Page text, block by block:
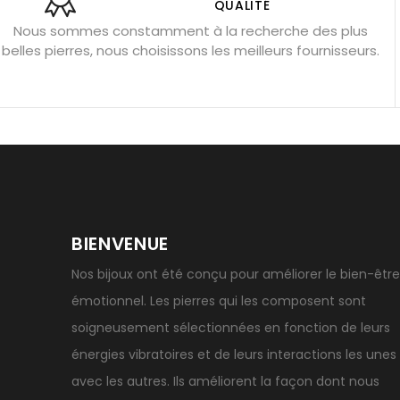
Obsidienne noire : danger ?
Guide des pierres de
Pierres pour les examens
Pierres anti-déprime
Porter l’œil de tigre
Géode
QUALITÉ
Nous sommes constamment à la recherche des plus
belles pierres, nous choisissons les meilleurs fournisseurs.
BIENVENUE
Nos bijoux ont été conçu pour améliorer le bien-être
émotionnel. Les pierres qui les composent sont
soigneusement sélectionnées en fonction de leurs
énergies vibratoires et de leurs interactions les unes
avec les autres. Ils améliorent la façon dont nous